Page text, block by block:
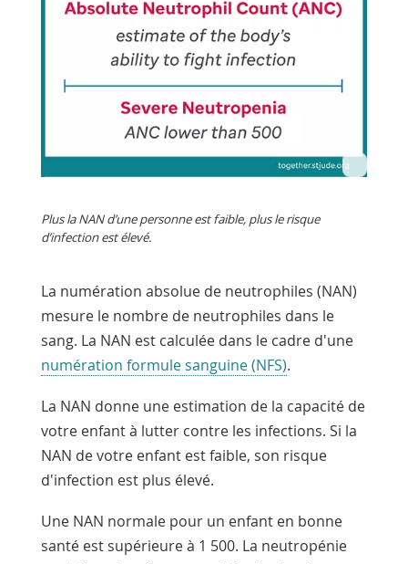
Plus la NAN d’une personne est faible, plus le risque
d’infection est élevé.
La numération absolue de neutrophiles (NAN)
mesure le nombre de neutrophiles dans le
sang. La NAN est calculée dans le cadre d'une
numération formule sanguine (NFS).
La NAN donne une estimation de la capacité de
votre enfant à lutter contre les infections. Si la
NAN de votre enfant est faible, son risque
d'infection est plus élevé.
Une NAN normale pour un enfant en bonne
santé est supérieure à 1 500. La neutropénie